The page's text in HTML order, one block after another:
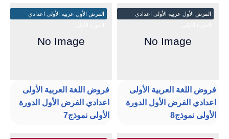
الفرض الأول عربية الأولى اعدادي
فروض اللغة العربية الأولى
اعدادي الفرض الأول الدورة
الأولى نموذج8
الفرض الأول عربية الأولى اعدادي
فروض اللغة العربية الأولى
اعدادي الفرض الأول الدورة
الأولى نموذج7